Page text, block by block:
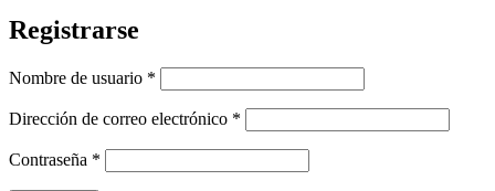
Registrarse
Nombre de usuario *
Dirección de correo electrónico *
Contraseña *